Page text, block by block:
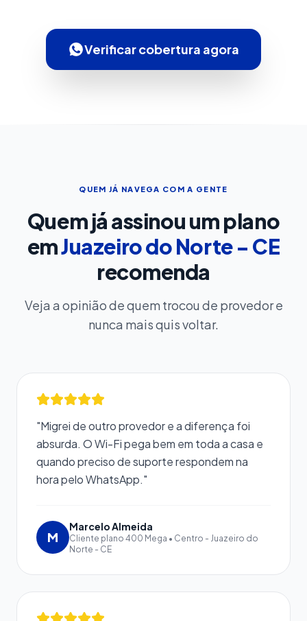
Verificar cobertura agora
QUEM JÁ NAVEGA COM A GENTE
Quem já assinou um plano
emJuazeiro do Norte - CE
recomenda
Veja a opinião de quem trocou de provedor e
nunca mais quis voltar.
"Migrei de outro provedor e a diferença foi
absurda. O Wi-Fi pega bem em toda a casa e
quando preciso de suporte respondem na
hora pelo WhatsApp."
M
Marcelo Almeida
Cliente plano 400 Mega • Centro - Juazeiro do
Norte - CE